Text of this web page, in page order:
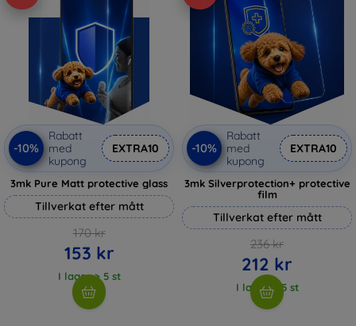
-10%
Rabatt
med
kupong
EXTRA10
3mk Pure Matt protective glass
Tillverkat efter mått
170 kr
153 kr
I lager > 5 st
-10%
Rabatt
med
kupong
EXTRA10
3mk Silverprotection+ protective
film
Tillverkat efter mått
236 kr
212 kr
I lager > 5 st